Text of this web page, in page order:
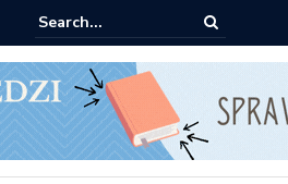
Matras: 10 książek za 69 zł